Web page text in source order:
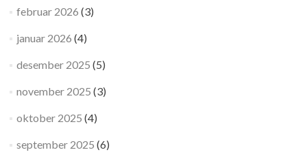
februar 2026 (3)
januar 2026 (4)
desember 2025 (5)
november 2025 (3)
oktober 2025 (4)
september 2025 (6)